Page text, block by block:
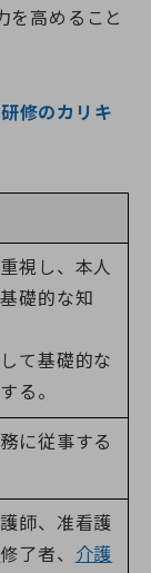
を高めること
修のカリキ
視し、本人
礎的な知
て基礎的な
る。
に従事する
師、准看護
修了者、 介護